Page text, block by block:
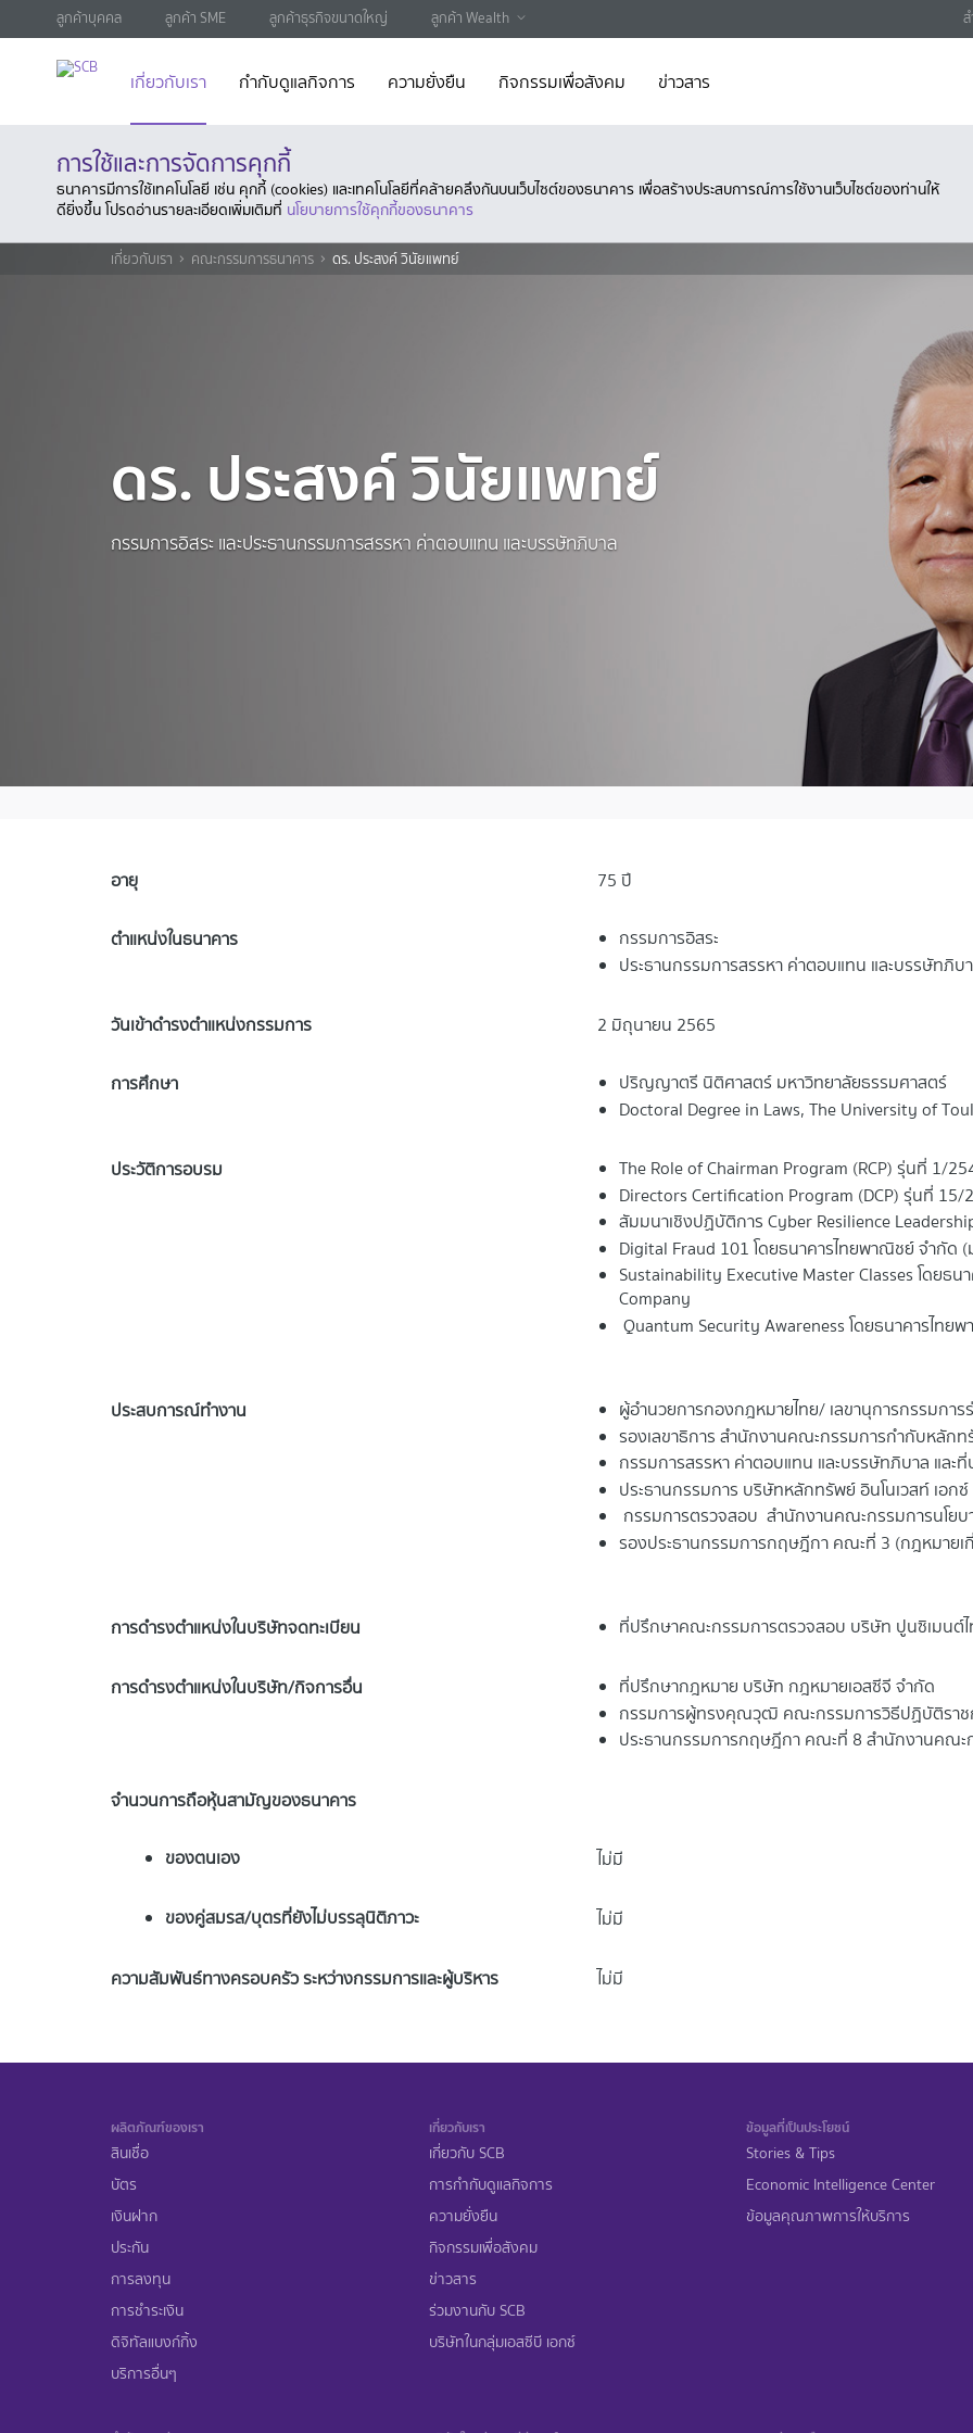
ลูกค้าบุคคล ลูกค้า SME ลูกค้าธุรกิจขนาดใหญ่ ลูกค้า Wealth
เกี่ยวกับเรา กำกับดูแลกิจการ ความยั่งยืน กิจกรรมเพื่อสังคม ข่าวสาร
การใช้และการจัดการคุกกี้
ธนาคารมีการใช้เทคโนโลยี เช่น คุกกี้ (cookies) และเทคโนโลยีที่คล้ายคลึงกันบนเว็บไซต์ของธนาคาร เพื่อสร้างประสบการณ์การใช้งานเว็บไซต์ของท่านให้
ดียิ่งขึ้น โปรดอ่านรายละเอียดเพิ่มเติมที่ นโยบายการใช้คุกกี้ของธนาคาร
เกี่ยวกับเรา คณะกรรมการธนาคาร ดร. ประสงค์ วินัยแพทย์
ดร. ประสงค์ วินัยแพทย์
กรรมการอิสระ และประธานกรรมการสรรหา ค่าตอบแทน และบรรษัทภิบาล
อายุ 75 ปี
ตำแหน่งในธนาคาร
กรรมการอิสระ
ประธานกรรมการสรรหา ค่าตอบแทน และบรรษัทภิบ
วันเข้าดำรงตำแหน่งกรรมการ 2 มิถุนายน 2565
การศึกษา
ปริญญาตรี นิติศาสตร์ มหาวิทยาลัยธรรมศาสตร์
Doctoral Degree in Laws, The University of
ประวัติการอบรม
The Role of Chairman Program (RCP) รุ่นที่ 1/
Directors Certification Program (DCP) รุ่นที่
สัมมนาเชิงปฏิบัติการ Cyber Resilience
Digital Fraud 101 โดยธนาคารไทยพาณิชย์ จำกัด
Sustainability Executive Master Classes โดยธ
Company
Quantum Security Awareness โดยธนาคารไทย
ประสบการณ์ทำงาน
ผู้อำนวยการกองกฎหมายไทย/ เลขานุการกรรมก
รองเลขาธิการ สำนักงานคณะกรรมการกำกับหลัก
กรรมการสรรหา ค่าตอบแทน และบรรษัทภิบาล แล
ประธานกรรมการ บริษัทหลักทรัพย์ อินโนเวสท์ เอก
กรรมการตรวจสอบ สำนักงานคณะกรรมการนโย
รองประธานกรรมการกฤษฎีกา คณะที่ 3 (กฎหมาย
การดำรงตำแหน่งในบริษัทจดทะเบียน ที่ปรึกษาคณะกรรมการตรวจสอบ บริษัท ปูนซิเมนต์
การดำรงตำแหน่งในบริษัท/กิจการอื่น
ที่ปรึกษากฎหมาย บริษัท กฎหมายเอสซีจี จำกัด
กรรมการผู้ทรงคุณวุฒิ คณะกรรมการวิธีปฏิบัติราช
ประธานกรรมการกฤษฎีกา คณะที่ 8 สำนักงานคณ
จำนวนการถือหุ้นสามัญของธนาคาร
ของตนเอง ไม่มี
ของคู่สมรส/บุตรที่ยังไม่บรรลุนิติภาวะ ไม่มี
ความสัมพันธ์ทางครอบครัว ระหว่างกรรมการและผู้บริหาร ไม่มี
ผลิตภัณฑ์ของเรา
สินเชื่อ
บัตร
เงินฝาก
ประกัน
การลงทุน
การชำระเงิน
ดิจิทัลแบงก์กิ้ง
บริการอื่นๆ
เกี่ยวกับเรา
เกี่ยวกับ SCB
การกำกับดูแลกิจการ
ความยั่งยืน
กิจกรรมเพื่อสังคม
ข่าวสาร
ร่วมงานกับ SCB
บริษัทในกลุ่มเอสซีบี เอกซ์
ข้อมูลที่เป็นประโยชน์
Stories & Tips
Economic Intelligence Center
ข้อมูลคุณภาพการให้บริการ